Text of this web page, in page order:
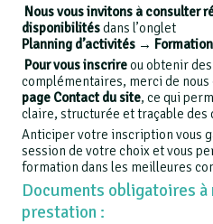
Nous vous invitons à consulter
disponibilitésdans l’onglet
Planning d’activités →
Pour vous inscrireou obtenir
complémentaires, merci de
page Contact du site, ce qui
claire, structurée et traçable des
Anticiper votre inscription vous
session de votre choix et vous
formation dans les meilleures
Documents obligatoires
prestation :